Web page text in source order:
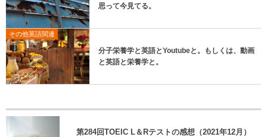
思って今見てる。
その他英語関連
分子栄養学と英語とYoutubeと。もしくは、動画
と英語と栄養学と。
第284回TOEIC L＆Rテストの感想（2021年12月）